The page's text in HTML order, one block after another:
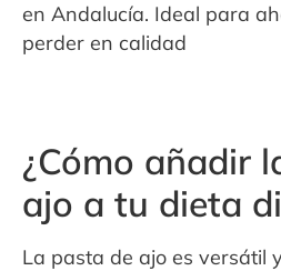
en Andalucía. Ideal para
perder en calidad
¿Cómo añadir
ajo a tu dieta
La pasta de ajo es versátil